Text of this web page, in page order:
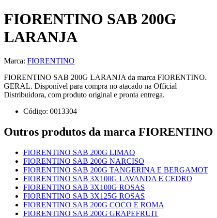
FIORENTINO SAB 200G
LARANJA
Marca: FIORENTINO
FIORENTINO SAB 200G LARANJA da marca FIORENTINO.
GERAL. Disponível para compra no atacado na Official
Distribuidora, com produto original e pronta entrega.
Código: 0013304
Outros produtos da marca FIORENTINO
FIORENTINO SAB 200G LIMAO
FIORENTINO SAB 200G NARCISO
FIORENTINO SAB 200G TANGERINA E BERGAMOT
FIORENTINO SAB 3X100G LAVANDA E CEDRO
FIORENTINO SAB 3X100G ROSAS
FIORENTINO SAB 3X125G ROSAS
FIORENTINO SAB 200G COCO E ROMA
FIORENTINO SAB 200G GRAPEFRUIT